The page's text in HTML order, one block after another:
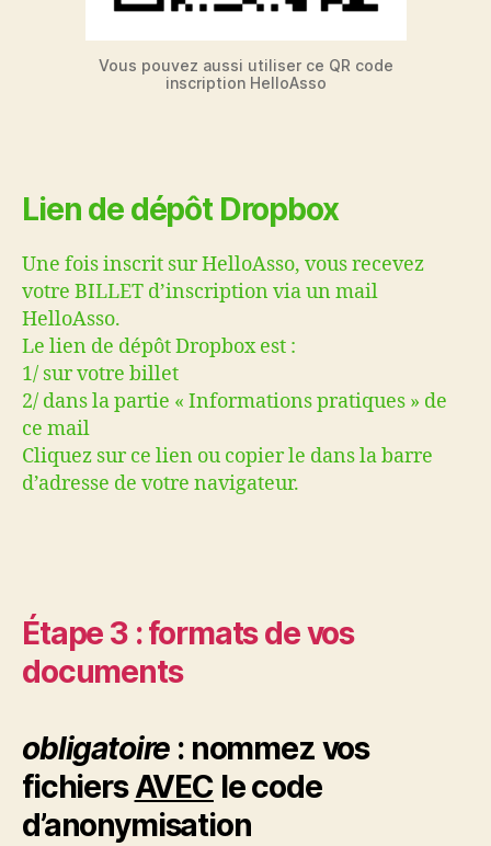
Vous pouvez aussi utiliser ce QR code
inscription HelloAsso
Lien de dépôt Dropbox
Une fois inscrit sur HelloAsso, vous recevez
votre BILLET d’inscription via un mail
HelloAsso.
Le lien de dépôt Dropbox est :
1/ sur votre billet
2/ dans la partie « Informations pratiques » de
ce mail
Cliquez sur ce lien ou copier le dans la barre
d’adresse de votre navigateur.
Étape 3 : formats de vos
documents
obligatoire : nommez vos
fichiersAVECle code
d’anonymisation